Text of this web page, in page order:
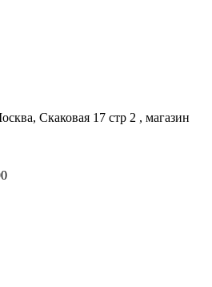
Скаковая 17 стр 2 , магазин